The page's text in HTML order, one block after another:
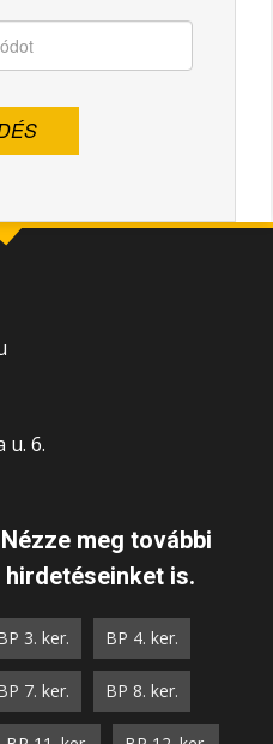
u. 6.
meg további
is.
3. ker. BP 4. ker.
7. ker. BP 8. ker.